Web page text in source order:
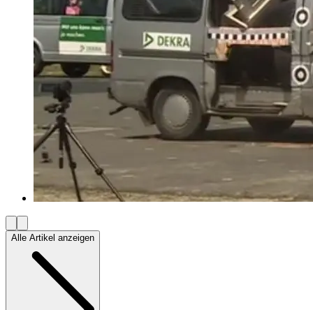
Alle Artikel anzeigen